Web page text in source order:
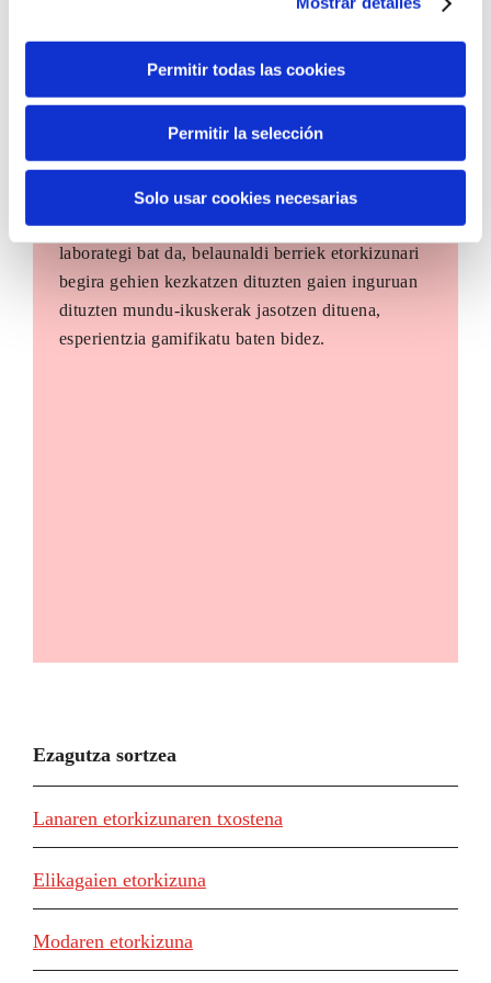
Permitir todas las cookies
Permitir la selección
Solo usar cookies necesarias
The Future Game
The Future Game gazteen parte-hartzerako
laborategi bat da, belaunaldi berriek etorkizunari
begira gehien kezkatzen dituzten gaien inguruan
dituzten mundu-ikuskerak jasotzen dituena,
esperientzia gamifikatu baten bidez.
Ezagutza sortzea
Lanaren etorkizunaren txostena
Elikagaien etorkizuna
Modaren etorkizuna